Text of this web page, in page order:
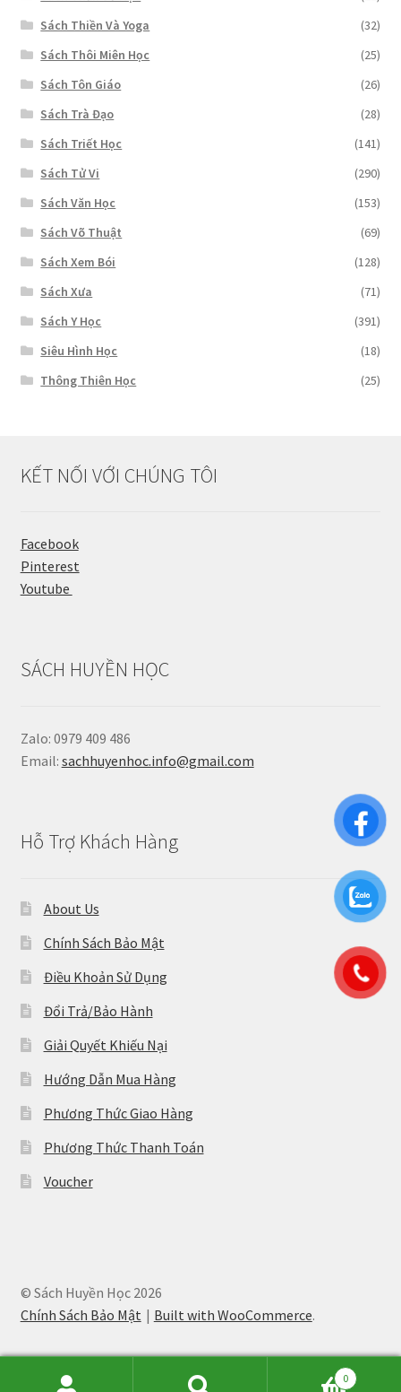
Sách Thiền Và Yoga
(32)
Sách Thôi Miên Học
(25)
Sách Tôn Giáo
(26)
Sách Trà Đạo
(28)
Sách Triết Học
(141)
Sách Tử Vi
(290)
Sách Văn Học
(153)
Sách Võ Thuật
(69)
Sách Xem Bói
(128)
Sách Xưa
(71)
Sách Y Học
(391)
Siêu Hình Học
(18)
Thông Thiên Học
(25)
KẾT NỐI VỚI CHÚNG TÔI
Facebook
Pinterest
Youtube
SÁCH HUYỀN HỌC
Zalo: 0979 409 486
Email: sachhuyenhoc.info@gmail.com
Hỗ Trợ Khách Hàng
About Us
Chính Sách Bảo Mật
Điều Khoản Sử Dụng
Đổi Trả/Bảo Hành
Giải Quyết Khiếu Nại
Hướng Dẫn Mua Hàng
Phương Thức Giao Hàng
Phương Thức Thanh Toán
Voucher
© Sách Huyền Học 2026
Chính Sách Bảo Mật
Built with WooCommerce.
0